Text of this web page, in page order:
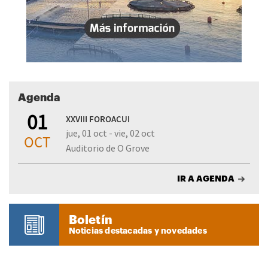
Agenda
01
OCT
XXVIII FOROACUI
jue, 01 oct - vie, 02 oct
Auditorio de O Grove
IR A AGENDA
Boletín
Noticias destacadas y novedades